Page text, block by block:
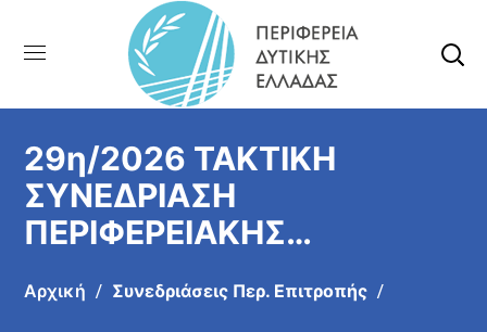
29η/2026 ΤΑΚΤΙΚΗ
ΣΥΝΕΔΡΙΑΣΗ
ΠΕΡΙΦΕΡΕΙΑΚΗΣ
Αρχική Συνεδριάσεις Περ. Επιτροπής